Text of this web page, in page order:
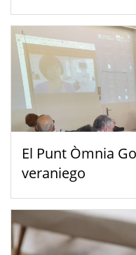
El Punt Òmnia
veraniego